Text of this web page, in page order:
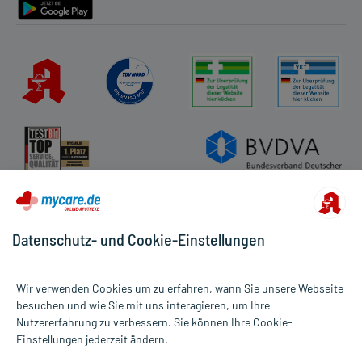
Alle Preise gelten inkl. MwSt., ggf. zzgl. Versandkosten
Informationen auf dieser Website werden ausschließlich für
Datenschutz- und Cookie-Einstellungen
Wir verwenden Cookies um zu erfahren, wann Sie unsere Webseite
besuchen und wie Sie mit uns interagieren, um Ihre
Nutzererfahrung zu verbessern. Sie können Ihre Cookie-
Einstellungen jederzeit ändern.